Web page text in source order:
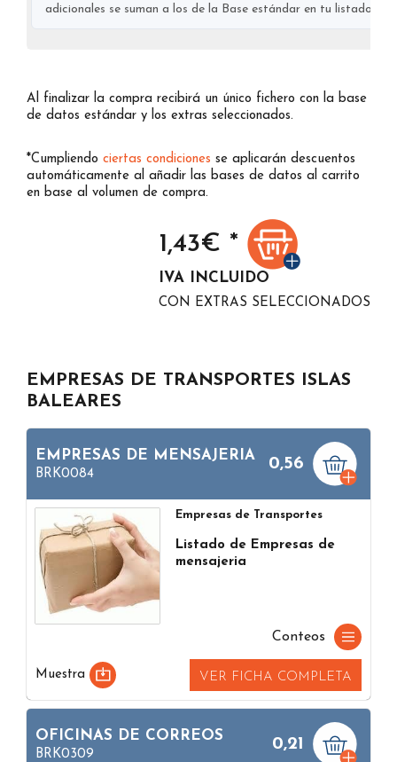
adicionales se suman a los de la Base estándar en tu listado
Al finalizar la compra recibirá un único fichero con la base
de datos estándar y los extras seleccionados.
*Cumpliendo ciertas condiciones se aplicarán descuentos
automáticamente al añadir las bases de datos al carrito
en base al volumen de compra.
1,43€ *
IVA INCLUIDO
CON EXTRAS SELECCIONADOS
EMPRESAS DE TRANSPORTES ISLAS
BALEARES
EMPRESAS DE MENSAJERIA
BRK0084
0,56
Empresas de Transportes
Listado de Empresas de
mensajeria
Conteos
Muestra VER FICHA COMPLETA
OFICINAS DE CORREOS
BRK0309
0,21